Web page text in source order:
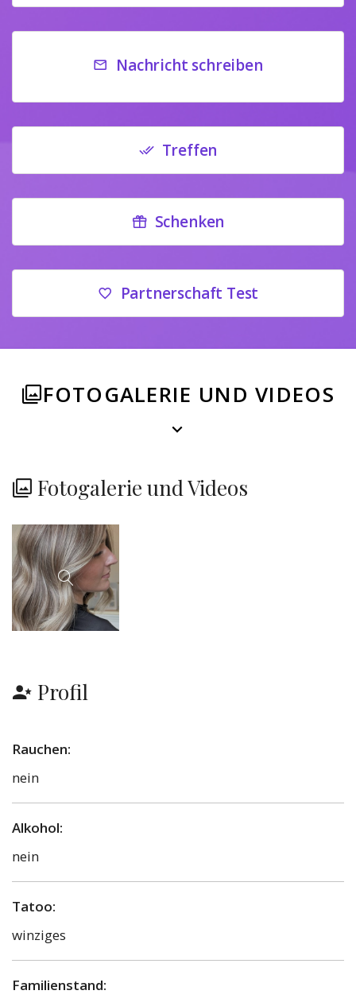
Nachricht schreiben
Treffen
Schenken
Partnerschaft Test
FOTOGALERIE UND VIDEOS
Fotogalerie und Videos
Profil
Rauchen:
nein
Alkohol:
nein
Tatoo:
winziges
Familienstand: